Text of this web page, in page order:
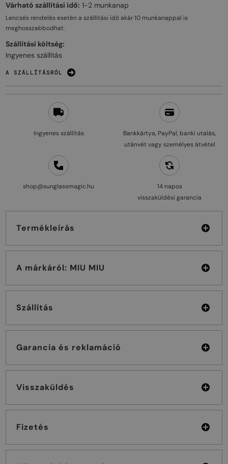
Ingyenes szállítás
Bankkártya, PayPal, banki utalás,
utánvét vagy személyes átvétel
shop@sunglassmagic.hu
14 napos
visszaküldési garancia
Termékleírás
A márkáról: MIU MIU
Szállítás
Garancia és reklamáció
Visszaküldés
Fizetés
Várható szállítási idő: 1-2 munkanap
Lencsés rendelés esetén a szállítási idő akár10 munkanappal is
meghosszabbodhat.
Szállítási költség:
Ingyenes szállítás
A SZÁLLÍTÁSRÓL